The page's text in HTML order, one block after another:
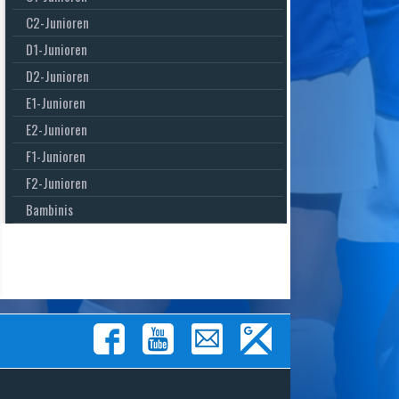
C2-Junioren
D1-Junioren
D2-Junioren
E1-Junioren
E2-Junioren
F1-Junioren
F2-Junioren
Bambinis